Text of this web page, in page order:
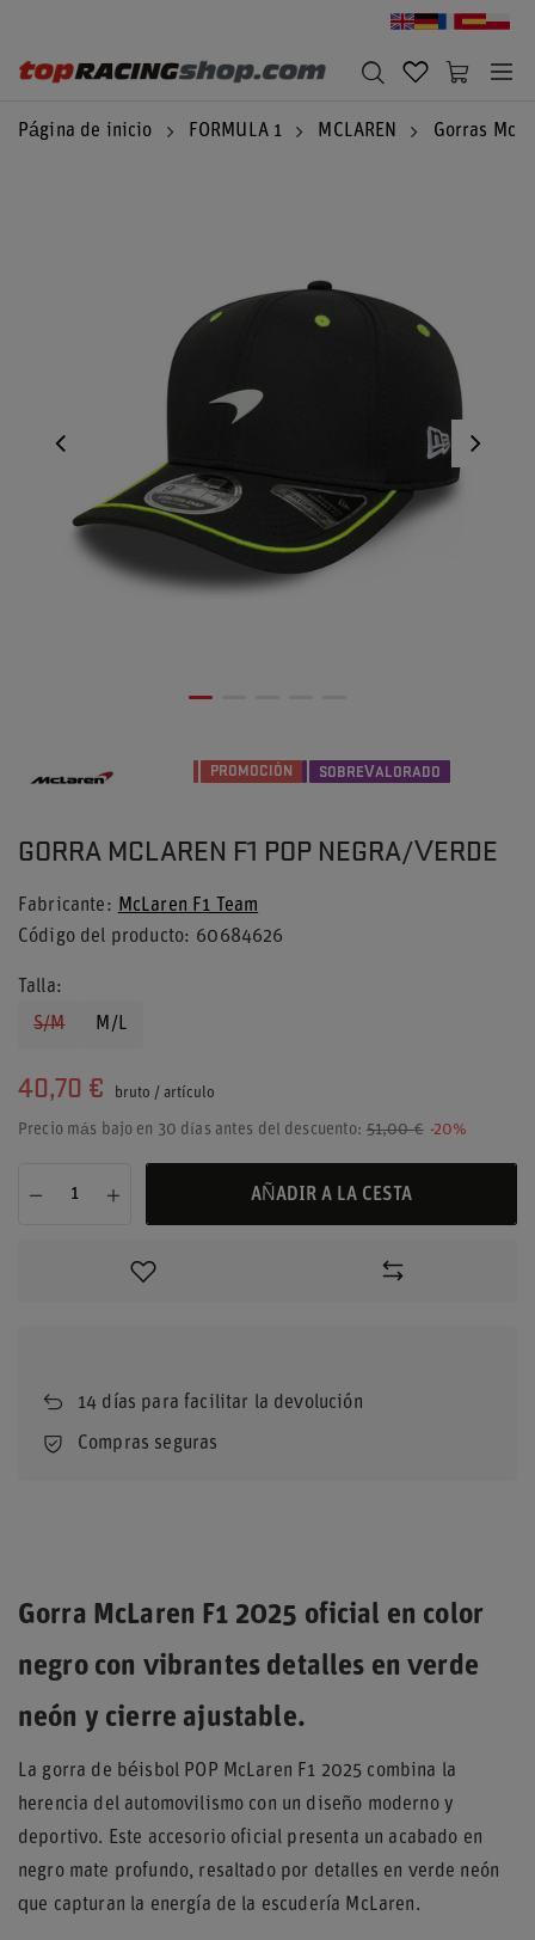
Página de inicio FORMULA 1 MCLAREN Gorras
PROMOCIÓN SOBREVALORADO
GORRA MCLAREN F1 POP NEGRA/VERDE
Fabricante
McLaren F1 Team
Código del producto
60684626
Talla
S/M
M/L
40,70 € bruto / artículo
Precio más bajo en 30 días antes del descuento: 51,00 € -20%
AÑADIR A LA CESTA
14 días para facilitar la devolución
Compras seguras
Gorra McLaren F1 2025 oficial en color
negro con vibrantes detalles en verde
neón y cierre ajustable.
La gorra de béisbol POP McLaren F1 2025 combina la
herencia del automovilismo con un diseño moderno y
deportivo. Este accesorio oficial presenta un acabado en
negro mate profundo, resaltado por detalles en verde neón
que capturan la energía de la escudería McLaren.